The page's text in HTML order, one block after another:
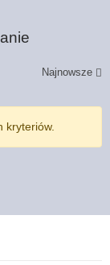
Najnowsze
kryteriów.